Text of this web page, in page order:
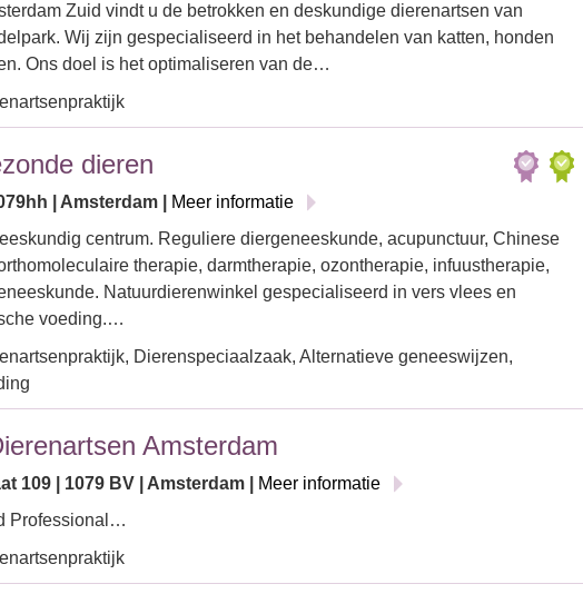
Zuid vindt u de betrokken en deskundige dierenartsen van
Wij zijn gespecialiseerd in het behandelen van katten, honden
Ons doel is het optimaliseren van de…
dieren
| Amsterdam |
Meer informatie
centrum. Reguliere diergeneeskunde, acupunctuur, Chinese
therapie, darmtherapie, ozontherapie, infuustherapie,
Natuurdierenwinkel gespecialiseerd in vers vlees en
voeding.…
Dierenspeciaalzaak, Alternatieve geneeswijzen,
Amsterdam
109 | 1079 BV | Amsterdam |
Meer informatie
Professional…